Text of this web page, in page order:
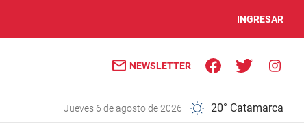
INGRESAR
NEWSLETTER
jueves 6 de agosto de 2026 20° Catamarca